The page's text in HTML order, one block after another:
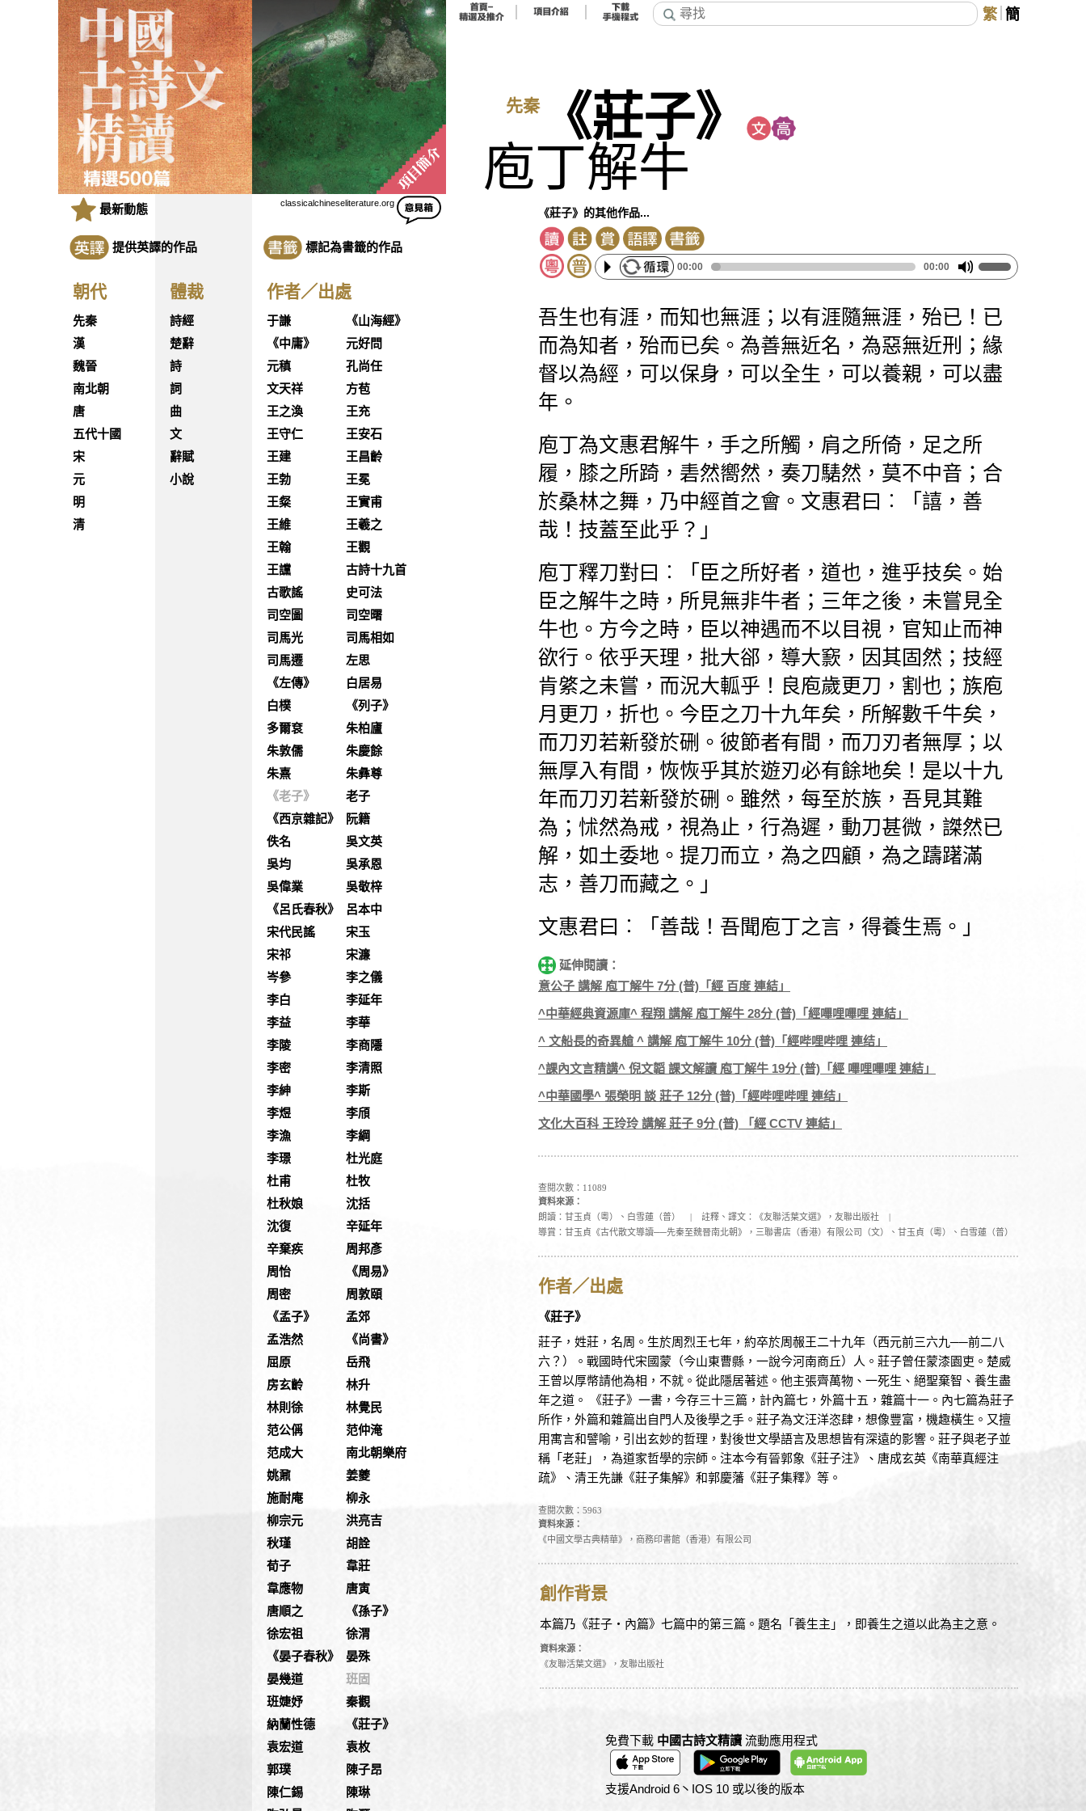
繁 簡
classicalchineseliterature.org
最新動態
提供英譯的作品 標記為書籤的作品
朝代
先秦
漢
魏晉
南北朝
唐
五代十國
宋
元
明
清
體裁
詩經
楚辭
詩
詞
曲
文
辭賦
小說
作者／出處
于謙
《山海經》
《中庸》
元好問
元稹
孔尚任
文天祥
方苞
王之渙
王充
王守仁
王安石
王建
王昌齡
王勃
王冕
王粲
王實甫
王維
王羲之
王翰
王觀
王讜
古詩十九首
古歌謠
史可法
司空圖
司空曙
司馬光
司馬相如
司馬遷
左思
《左傳》
白居易
白樸
《列子》
多爾袞
朱柏廬
朱敦儒
朱慶餘
朱熹
朱彝尊
《老子》
老子
《西京雜記》
阮籍
佚名
吳文英
吳均
吳承恩
吳偉業
吳敬梓
《呂氏春秋》
呂本中
宋代民謠
宋玉
宋祁
宋濂
岑參
李之儀
李白
李延年
李益
李華
李陵
李商隱
李密
李清照
李紳
李斯
李煜
李頎
李漁
李綱
李璟
杜光庭
杜甫
杜牧
杜秋娘
沈括
沈復
辛延年
辛棄疾
周邦彥
周怡
《周易》
周密
周敦頤
《孟子》
孟郊
孟浩然
《尚書》
屈原
岳飛
房玄齡
林升
林則徐
林覺民
范公偁
范仲淹
范成大
南北朝樂府
姚鼐
姜夔
施耐庵
柳永
柳宗元
洪亮吉
秋瑾
胡詮
荀子
韋莊
韋應物
唐寅
唐順之
《孫子》
徐宏祖
徐渭
《晏子春秋》
晏殊
晏幾道
班固
班婕妤
秦觀
納蘭性德
《莊子》
袁宏道
袁枚
郭璞
陳子昂
陳仁錫
陳琳
先秦《莊子》
庖丁解牛
《莊子》的其他作品...
00:00 00:00
吾生也有涯，而知也無涯；以有涯隨無涯，殆已！已
而為知者，殆而已矣。為善無近名，為惡無近刑；緣
督以為經，可以保身，可以全生，可以養親，可以盡
年。
庖丁為文惠君解牛，手之所觸，肩之所倚，足之所
履，膝之所踦，砉然嚮然，奏刀騞然，莫不中音；合
於桑林之舞，乃中經首之會。文惠君曰︰「譆，善
哉！技蓋至此乎？」
庖丁釋刀對曰︰「臣之所好者，道也，進乎技矣。始
臣之解牛之時，所見無非牛者；三年之後，未嘗見全
牛也。方今之時，臣以神遇而不以目視，官知止而神
欲行。依乎天理，批大郤，導大窾，因其固然； 技經
肯綮之未嘗，而況大軱乎！良庖歲更刀，割也；族庖
月更刀，折也。今臣之刀十九年矣，所解數千牛矣，
而刀刃若新發於硎。彼節者有間，而刀刃者無厚；以
無厚入有間，恢恢乎其於遊刃必有餘地矣！ 是以十九
年而刀刃若新發於硎。雖然，每至於族，吾見其難
為；怵然為戒，視為止，行為遲，動刀甚微，謋然已
解，如土委地。提刀而立，為之四顧，為之躊躇滿
志，善刀而藏之。」
文惠君曰︰「善哉！吾聞庖丁之言，得養生焉。」
延伸閱讀：
意公子 講解 庖丁解牛 7分 (普)「經 百度 連結」
^中華經典資源庫^ 程翔 講解 庖丁解牛 28分 (普)「經嗶哩嗶哩 連結」
^ 文船長的奇異艙 ^ 講解 庖丁解牛 10分 (普)「經哔哩哔哩 連结」
^課內文言精講^ 倪文韜 課文解讀 庖丁解牛 19分 (普)「經 嗶哩嗶哩 連結」
^中華國學^ 張榮明 談 莊子 12分 (普)「經哔哩哔哩 連结」
文化大百科 王玲玲 講解 莊子 9分 (普) 「經 CCTV 連結」
查閱次數：11089
資料來源：
朗讀：甘玉貞（粵）、白雪蓮（普）
| 註釋、譯文：《友聯活葉文選》，友聯出版社
|
導賞：甘玉貞《古代散文導讀──先秦至魏晉南北朝》，三聯書店（香港）有限公司（文）、甘玉貞（粵）、白雪蓮（普）
作者／出處
《莊子》
莊子，姓莊，名周。生於周烈王七年，約卒於周赧王二十九年（西元前三六九──前二八
六？）。戰國時代宋國蒙（今山東曹縣，一說今河南商丘）人。莊子曾任蒙漆園吏。楚威
王曾以厚幣請他為相，不就。從此隱居著述。他主張齊萬物、一死生、絕聖棄智、養生盡
年之道。 《莊子》一書，今存三十三篇，計內篇七，外篇十五，雜篇十一。內七篇為莊子
所作，外篇和雜篇出自門人及後學之手。莊子為文汪洋恣肆，想像豐富，機趣橫生。又擅
用寓言和譬喻，引出玄妙的哲理，對後世文學語言及思想皆有深遠的影響。莊子與老子並
稱「老莊」，為道家哲學的宗師。注本今有晉郭象《莊子注》、唐成玄英《南華真經注
疏》、清王先謙《莊子集解》和郭慶藩《莊子集釋》等。
查閱次數：5963
資料來源：
《中國文學古典精華》，商務印書館（香港）有限公司
創作背景
本篇乃《莊子‧內篇》七篇中的第三篇。題名「養生主」，即養生之道以此為主之意。
資料來源：
《友聯活葉文選》，友聯出版社
免費下載 中國古詩文精讀流動應用程式
支援Android 6丶IOS 10 或以後的版本